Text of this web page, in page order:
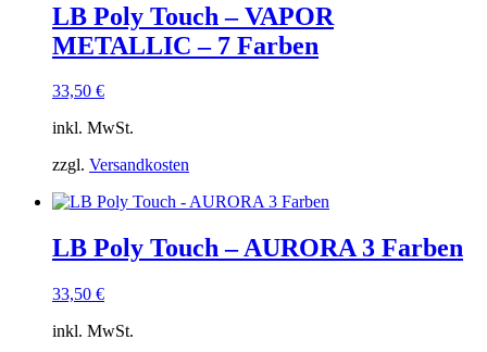
LB Poly Touch – VAPOR
METALLIC – 7 Farben
33,50 €
inkl. MwSt.
zzgl. Versandkosten
LB Poly Touch – AURORA 3 Farben
33,50 €
inkl. MwSt.